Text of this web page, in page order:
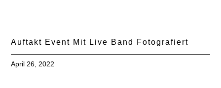
Auftakt Event Mit Live Band Fotografiert
April 26, 2022